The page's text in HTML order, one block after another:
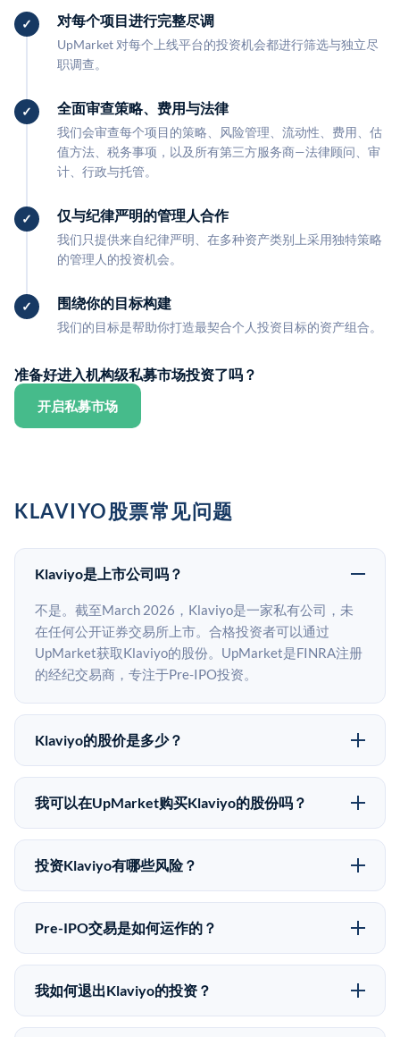
对每个项目进行完整尽调
UpMarket 对每个上线平台的投资机会都进行筛选与独立尽
职调查。
全面审查策略、费用与法律
我们会审查每个项目的策略、风险管理、流动性、费用、估
值方法、税务事项，以及所有第三方服务商—法律顾问、审
计、行政与托管。
仅与纪律严明的管理人合作
我们只提供来自纪律严明、在多种资产类别上采用独特策略
的管理人的投资机会。
围绕你的目标构建
我们的目标是帮助你打造最契合个人投资目标的资产组合。
准备好进入机构级私募市场投资了吗？
开启私募市场
KLAVIYO股票常见问题
Klaviyo是上市公司吗？
不是。截至March 2026，Klaviyo是一家私有公司，未
在任何公开证券交易所上市。合格投资者可以通过
UpMarket获取Klaviyo的股份。UpMarket是FINRA注册
的经纪交易商，专注于Pre-IPO投资。
Klaviyo的股价是多少？
Klaviyo没有公开股价，因为它是一家私有公司。最近的
已知股价来自其最近一轮融资。 二级市场上的Pre-IPO
不同。
我可以在UpMarket购买Klaviyo的股份吗？
可以。合格投资者可以通过填写本页表单或在
upmarket.co创建账户来表达对Klaviyo股份的投资意
50,000美元。UpMarket是FINRA注册的经纪交易商，
自2019年以来已经纪超过5亿美元的另类投资。
投资Klaviyo有哪些风险？
Pre-IPO投资存在重大风险。Klaviyo的股份流动性低，
意味着没有公开市场可以快速出售。不存在确定的退出
好可能全部损失的准备。私有公司的估值在融资轮次之
间可能大幅波动。投资者应在投资前咨询其财务顾问并
Pre-IPO交易是如何运作的？
在Pre-IPO交易中，合格投资者通过二级市场平台从现有
股东（如员工、早期投资者或其他持有人）处购买股
为FINRA注册的经纪交易商促成这些交易，代表双方处
我如何退出Klaviyo的投资？
Pre-IPO持股主要有两种退出途径：在二级市场将股份出